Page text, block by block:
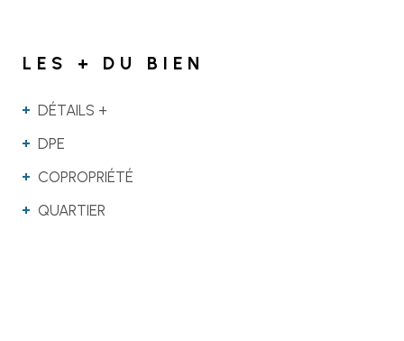
LES + DU BIEN
DÉTAILS +
DPE
COPROPRIÉTÉ
QUARTIER